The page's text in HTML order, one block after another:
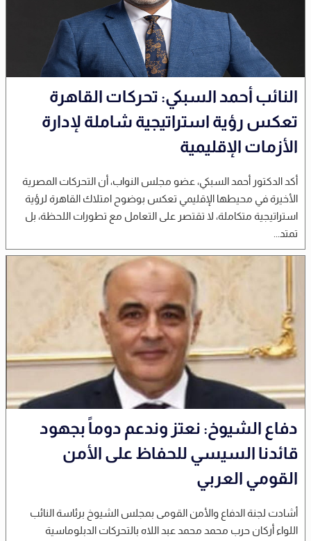
النائب أحمد السبكي: تحركات القاهرة
تعكس رؤية استراتيجية شاملة لإدارة
الأزمات الإقليمية
أكد الدكتور أحمد السبكي، عضو مجلس النواب، أن التحركات المصرية
الأخيرة في محيطها الإقليمي تعكس بوضوح امتلاك القاهرة لرؤية
استراتيجية متكاملة، لا تقتصر على التعامل مع تطورات اللحظة، بل
تمتد...
دفاع الشيوخ: نعتز وندعم دوماً بجهود
قائدنا السيسي للحفاظ على الأمن
القومي العربي
أشادت لجنة الدفاع والأمن القومى بمجلس الشيوخ برئاسة النائب
اللواء أركان حرب محمد محمد عبد اللاه بالتحركات الدبلوماسية